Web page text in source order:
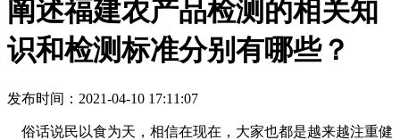
阐述福建农产品检测的相关知
识和检测标准分别有哪些？
发布时间：2021-04-10 17:11:07
俗话说民以食为天，相信在现在，大家也都是越来越注重健